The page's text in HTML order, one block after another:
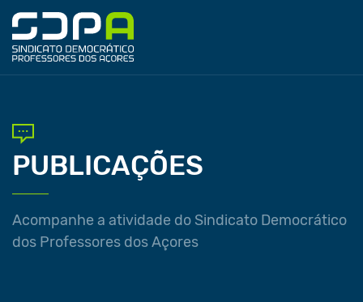
PUBLICAÇÕES
Acompanhe a atividade do Sindicato Democrático
dos Professores dos Açores